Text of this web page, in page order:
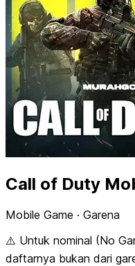
Call of Duty
Mobile Game · Garena
⚠️ Untuk nominal (No
daftarnya bukan dari